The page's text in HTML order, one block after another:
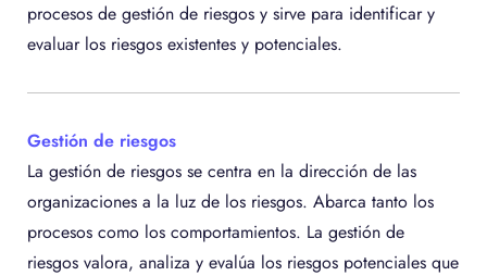
procesos de gestión de riesgos y sirve para identificar y
evaluar los riesgos existentes y potenciales.
Gestión de riesgos
La gestión de riesgos se centra en la dirección de las
organizaciones a la luz de los riesgos. Abarca tanto los
procesos como los comportamientos. La gestión de
riesgos valora, analiza y evalúa los riesgos potenciales que